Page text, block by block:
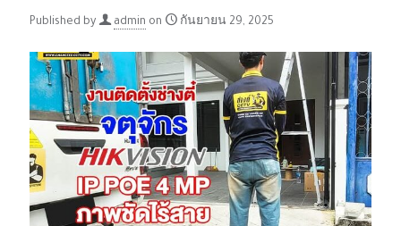
Published by admin on กันยายน 29, 2025